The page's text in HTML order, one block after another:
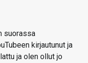
suorassa
kirjautunut ja
ja olen ollut jo